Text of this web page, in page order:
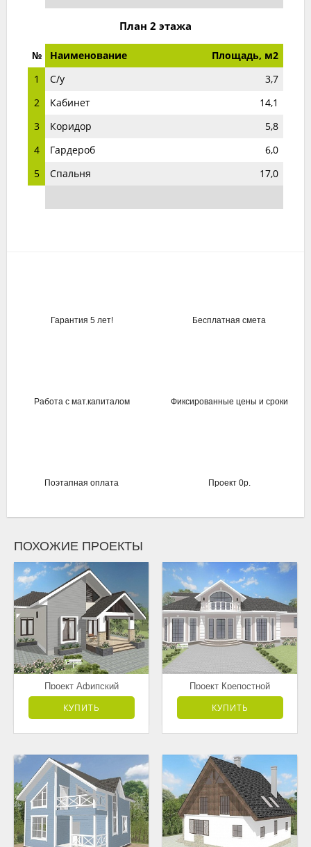
План 2 этажа
№ Наименование
Площадь, м2
1
С/у
3,7
2
Кабинет
14,1
3
Коридор
5,8
4
Гардероб
6,0
5
Спальня 17,0
Гарантия 5 лет! Бесплатная смета
Работа с мат.капиталом Фиксированные цены и сроки
Поэтапная оплата Проект 0р.
ПОХОЖИЕ ПРОЕКТЫ
Проект Афипский
от 3 181 500 руб.
КУПИТЬ
Проект Крепостной
от 7 595 000 руб.
КУПИТЬ